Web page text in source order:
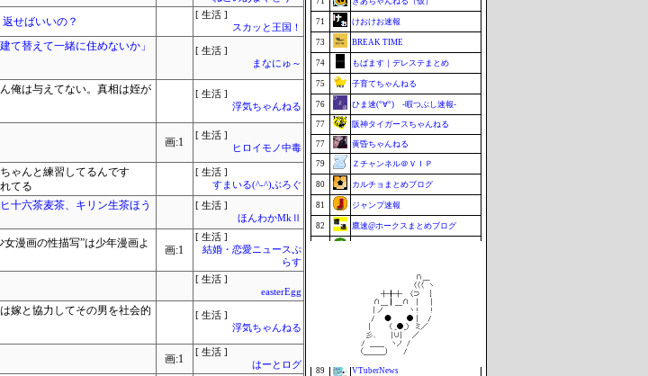
せばいいの？
[ 生活 ]
スカッと王国！
て替えて一緒に住めないか」
[ 生活 ]
まなにゅ～
俺は与えてない。真相は姪が
[ 生活 ]
浮気ちゃんねる
画:1
[ 生活 ]
ヒロイモノ中毒
ゃんと練習してるんです
てる
[ 生活 ]
すまいる(^-^)ぶろぐ
十六茶麦茶、キリン生茶ほう
[ 生活 ]
ほんわかMkⅡ
漫画の性描写”は少年漫画よ
画:1
[ 生活 ]
結婚・恋愛ニュースぷ
らす
[ 生活 ]
easterEgg
嫁と協力してその男を社会的
[ 生活 ]
浮気ちゃんねる
画:1
[ 生活 ]
はーとログ
71 けおけお速報
73 BREAK TIME
74 もばます｜デレステまとめ
75 子育てちゃんねる
76 ひま速(°∀°) -暇つぶし速報-
77 阪神タイガースちゃんねる
77 黄昏ちゃんねる
79 Ｚチャンネル＠ＶＩＰ
80 カルチョまとめブログ
81 ジャンプ速報
82 鷹速@ホークスまとめブログ
もきゅ速(*´ω`*)人(´･ェ･｀)
ポーランドボール 翻訳
チゲ速
まなにゅ～
89 VTuberNews